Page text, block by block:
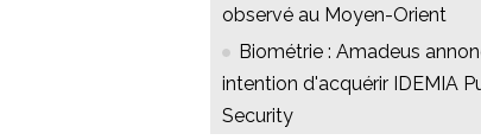
observé au Moyen-Orient
Biométrie : Amadeus
intention d'acquérir IDEMIA
Security